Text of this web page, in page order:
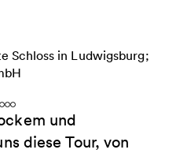
Schloss in Ludwigsburg;
und
diese Tour, von